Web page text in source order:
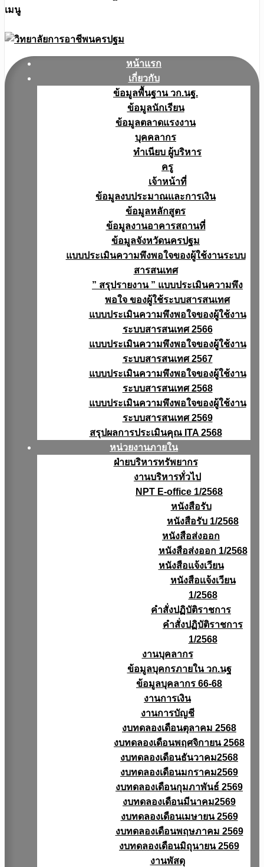
เมนู
หน้าแรก
เกี่ยวกับ
ข้อมูลพื้นฐาน วก.นฐ.
ข้อมูลนักเรียน
ข้อมูลตลาดแรงงาน
บุคคลากร
ทำเนียบ ผู้บริหาร
ครู
เจ้าหน้าที่
ข้อมูลงบประมาณเเละการเงิน
ข้อมูลหลักสูตร
ข้อมูลงานอาคารสถานที่
ข้อมูลจังหวัดนครปฐม
แบบประเมินความพึงพอใจของผู้ใช้งานระบบ
สารสนเทศ
” สรุปรายงาน ” แบบประเมินความพึง
พอใจ ของผู้ใช้ระบบสารสนเทศ
แบบประเมินความพึงพอใจของผู้ใช้งาน
ระบบสารสนเทศ 2566
แบบประเมินความพึงพอใจของผู้ใช้งาน
ระบบสารสนเทศ 2567
แบบประเมินความพึงพอใจของผู้ใช้งาน
ระบบสารสนเทศ 2568
แบบประเมินความพึงพอใจของผู้ใช้งาน
ระบบสารสนเทศ 2569
สรุปผลการประเมินคุณ ITA 2568
หน่วยงานภายใน
ฝ่ายบริหารทรัพยากร
งานบริหารทั่วไป
NPT E-office 1/2568
หนังสือรับ
หนังสือรับ 1/2568
หนังสือส่งออก
หนังสือส่งออก 1/2568
หนังสือแจ้งเวียน
หนังสือเเจ้งเวียน
1/2568
คำสั่งปฏิบัติราชการ
คำสั่งปฏิบัติราชการ
1/2568
งานบุคลากร
ข้อมูลบุคกรภายใน วก.นฐ
ข้อมูลบุคลากร 66-68
งานการเงิน
งานการบัญชี
งบทดลองเดือนตุลาคม 2568
งบทดลองเดือนพฤศจิกายน 2568
งบทดลองเดือนธันวาคม2568
งบทดลองเดือนมกราคม2569
งบทดลองเดือนกุมภาพันธ์ 2569
งบทดลองเดือนมีนาคม2569
งบทดลองเดือนเมษายน 2569
งบทดลองเดือนพฤษภาคม 2569
งบทดลองเดือนมิถุนายน 2569
งานพัสดุ